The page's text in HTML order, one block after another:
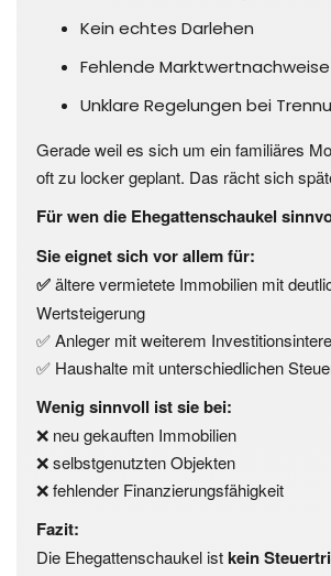
Kein echtes Darlehen
Fehlende Marktwertnachweise
Unklare Regelungen bei
Gerade weil es sich um ein familiäres
oft zu locker geplant. Das rächt sich
Für wen die Ehegattenschaukel
Sie eignet sich vor allem für:
✅ältere vermietete Immobilien mit
Wertsteigerung
✅Anleger mit weiterem
✅ Haushalte mit unterschiedlichen
Wenig sinnvoll ist sie bei:
❌ neu gekauften Immobilien
❌ selbstgenutzten Objekten
❌ fehlender Finanzierungsfähigkeit
Fazit:
Die Ehegattenschaukel istkein